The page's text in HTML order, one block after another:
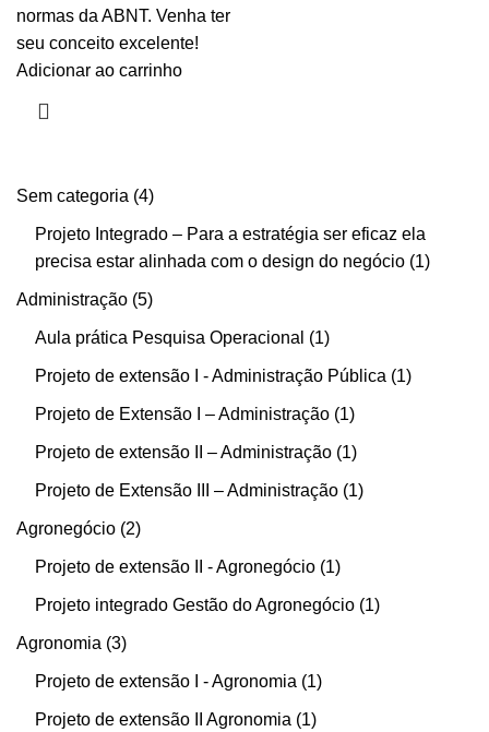
Sem categoria 4
Projeto Integrado – Para a estratégia ser eficaz ela
precisa estar alinhada com o design do negócio 1
Administração 5
Aula prática Pesquisa Operacional 1
Projeto de extensão I - Administração Pública 1
Projeto de Extensão I – Administração 1
Projeto de extensão II – Administração 1
Projeto de Extensão III – Administração 1
Agronegócio 2
Projeto de extensão II - Agronegócio 1
Projeto integrado Gestão do Agronegócio 1
Agronomia 3
Projeto de extensão I - Agronomia 1
Projeto de extensão II Agronomia 1
normas da ABNT. Venha ter
seu conceito excelente!
Adicionar ao carrinho